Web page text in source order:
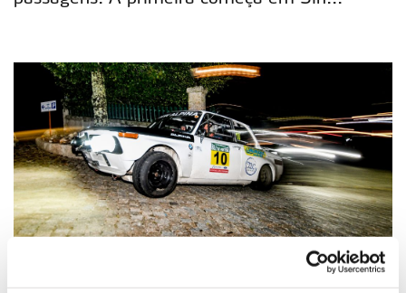
ETAPA FINAL COM COIMBRA, LEIRIA E